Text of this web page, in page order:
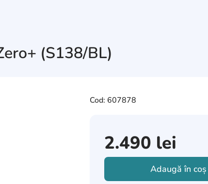
(S138/BL)
Cod: 607878
2.490 lei
Adaugă în coș